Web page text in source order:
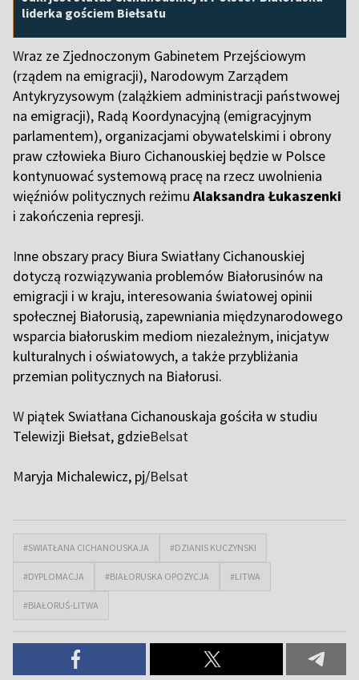
liderka gościem Biełsatu
Wraz ze Zjednoczonym Gabinetem Przejściowym
(rządem na emigracji), Narodowym Zarządem
Antykryzysowym (zalążkiem administracji państwowej
na emigracji), Radą Koordynacyjną (emigracyjnym
parlamentem), organizacjami obywatelskimi i obrony
praw człowieka Biuro Cichanouskiej będzie w Polsce
kontynuować systemową pracę na rzecz uwolnienia
więźniów politycznych reżimu Alaksandra Łukaszenki
i zakończenia represji.
Inne obszary pracy Biura Swiatłany Cichanouskiej
dotyczą rozwiązywania problemów Białorusinów na
emigracji i w kraju, interesowania światowej opinii
społecznej Białorusią, zapewniania międzynarodowego
wsparcia białoruskim mediom niezależnym, inicjatyw
kulturalnych i oświatowych, a także przybliżania
przemian politycznych na Białorusi.
W piątek Swiatłana Cichanouskaja gościła w studiu
Telewizji Biełsat, gdzieBelsat
Maryja Michalewicz, pj/Belsat
#SWIATŁANA CICHANOUSKAJA #DZIANIS KUCZYNSKI
#DYPLOMACJA #BIAŁORUSKA OPOZYCJA #LITWA
#BIAŁORUŚ-LITWA